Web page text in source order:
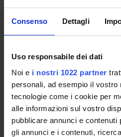
Consenso Dettagli
Uso responsabile dei dati
Noi e i nostri 1022 partner
personali, ad esempio il vostro
tecnologie come i cookie per
alle informazioni sul vostro
pubblicare annunci e
gli annunci e i contenuti,
Professore emerito
Monica Zardini
Tecnico-Amministrativo
Maria Grazia Zenti